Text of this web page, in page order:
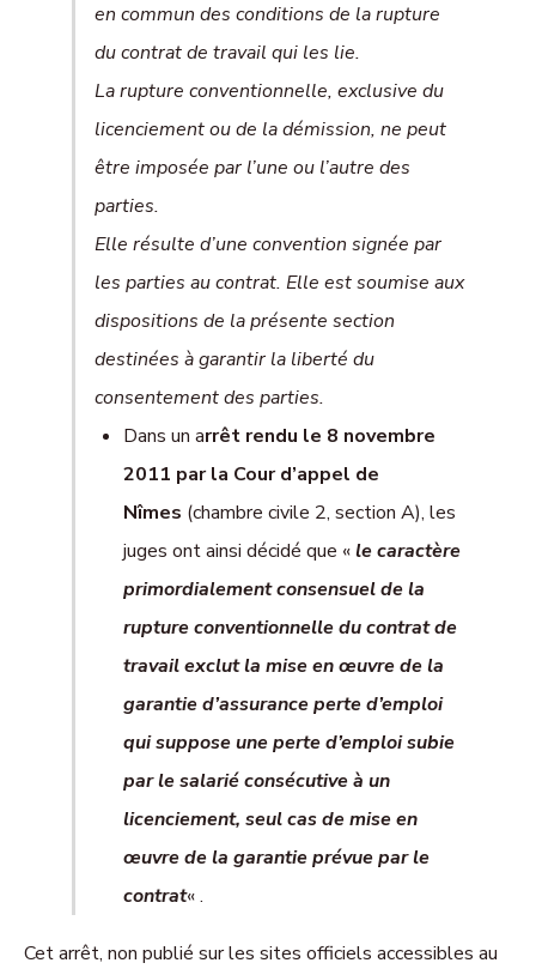
en commun des conditions de la rupture
du contrat de travail qui les lie.
La rupture conventionnelle, exclusive du
licenciement ou de la démission, ne peut
être imposée par l’une ou l’autre des
parties.
Elle résulte d’une convention signée par
les parties au contrat. Elle est soumise aux
dispositions de la présente section
destinées à garantir la liberté du
consentement des parties.
Dans un arrêt rendu le 8 novembre
2011 par la Cour d’appel de
Nîmes (chambre civile 2, section A), les
juges ont ainsi décidé que «le caractère
primordialement consensuel de la
rupture conventionnelle du contrat de
travail exclut la mise en œuvre de la
garantie d’assurance perte d’emploi
qui suppose une perte d’emploi subie
par le salarié consécutive à un
licenciement, seul cas de mise en
œuvre de la garantie prévue par le
contrat« .
Cet arrêt, non publié sur les sites officiels accessibles au